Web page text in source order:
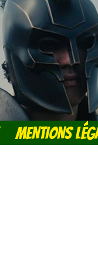
MENTIONS